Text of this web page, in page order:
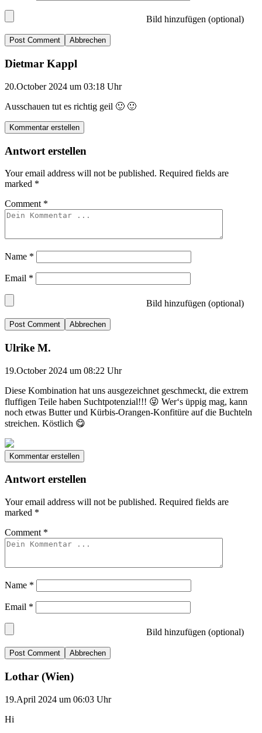
Bild hinzufügen (optional)
Abbrechen
Dietmar Kappl
20.October 2024 um 03:18 Uhr
Ausschauen tut es richtig geil 🙂 🙂
Kommentar erstellen
Antwort erstellen
Your email address will not be published. Required fields are
marked *
Comment *
Name *
Email *
Bild hinzufügen (optional)
Abbrechen
Ulrike M.
19.October 2024 um 08:22 Uhr
Diese Kombination hat uns ausgezeichnet geschmeckt, die extrem
fluffigen Teile haben Suchtpotenzial!!! 😜 Wer‘s üppig mag, kann
noch etwas Butter und Kürbis-Orangen-Konfitüre auf die Buchteln
streichen. Köstlich 😋
Kommentar erstellen
Antwort erstellen
Your email address will not be published. Required fields are
marked *
Comment *
Name *
Email *
Bild hinzufügen (optional)
Abbrechen
Lothar (Wien)
19.April 2024 um 06:03 Uhr
Hi